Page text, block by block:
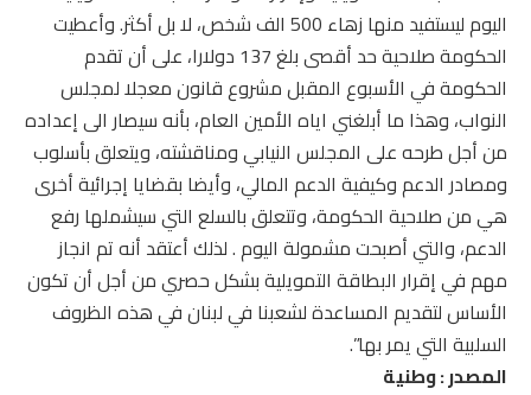
اليوم ليستفيد منها زهاء 500 الف شخص، لا بل أكثر. وأعطيت
الحكومة صلاحية حد أقصى بلغ 137 دولارا، على أن تقدم
الحكومة في الأسبوع المقبل مشروع قانون معجلا لمجلس
النواب، وهذا ما أبلغني اياه الأمين العام، بأنه سيصار الى إعداده
من أجل طرحه على المجلس النيابي ومناقشته، ويتعلق بأسلوب
ومصادر الدعم وكيفية الدعم المالي، وأيضا بقضايا إجرائية أخرى
هي من صلاحية الحكومة، وتتعلق بالسلع التي سيشملها رفع
الدعم، والتي أصبحت مشمولة اليوم . لذلك أعتقد أنه تم انجاز
مهم في إقرار البطاقة التمويلية بشكل حصري من أجل أن تكون
الأساس لتقديم المساعدة لشعبنا في لبنان في هذه الظروف
السلبية التي يمر بها”.
المصدر : وطنية